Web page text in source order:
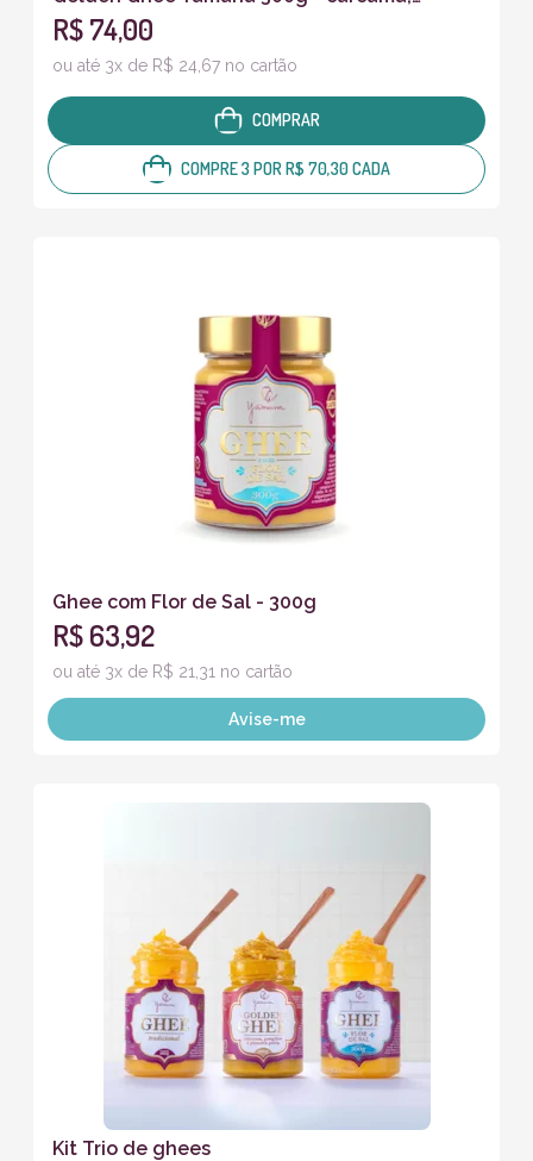
pimenta preta e gengibre fresco
R$ 74,00
ou até 3x de R$ 24,67 no cartão
COMPRAR
COMPRE 3 POR R$ 70,30 CADA
Ghee com Flor de Sal - 300g
R$ 63,92
ou até 3x de R$ 21,31 no cartão
Avise-me
Kit Trio de ghees